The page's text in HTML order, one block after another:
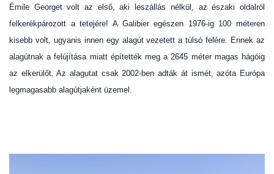
Émile Georget volt az első, aki leszállás nélkül, az északi oldalról
felkerékpározott a tetejére! A Galibier egészen 1976-ig 100 méteren
kisebb volt, ugyanis innen egy alagút vezetett a túlsó felére. Ennek az
alagútnak a felújítása miatt építették meg a 2645 méter magas hágóig
az elkerülőt. Az alagutat csak 2002-ben adták át ismét, azóta Európa
legmagasabb alagútjaként üzemel.